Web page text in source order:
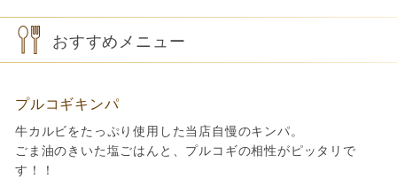
おすすめメニュー
プルコギキンパ
牛カルビをたっぷり使用した当店自慢のキンパ。
ごま油のきいた塩ごはんと、プルコギの相性がピッタリで
す！！